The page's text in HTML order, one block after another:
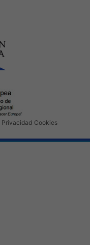
Privacidad Cookies